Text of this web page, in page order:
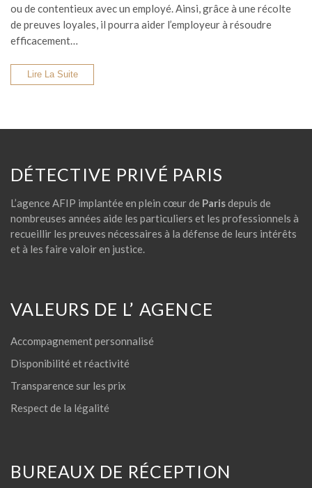
ou de contentieux avec un employé. Ainsi, grâce à une récolte
de preuves loyales, il pourra aider l’employeur à résoudre
efficacement…
Lire La Suite
DÉTECTIVE PRIVÉ PARIS
L’agence AFIP implantée en plein cœur de Parisdepuis de
nombreuses années aide les particuliers et les professionnels à
recueillir les preuves nécessaires à la défense de leurs intérêts
et à les faire valoir en justice.
VALEURS DE L’ AGENCE
Accompagnement personnalisé
Disponibilité et réactivité
Transparence sur les prix
Respect de la légalité
BUREAUX DE RÉCEPTION